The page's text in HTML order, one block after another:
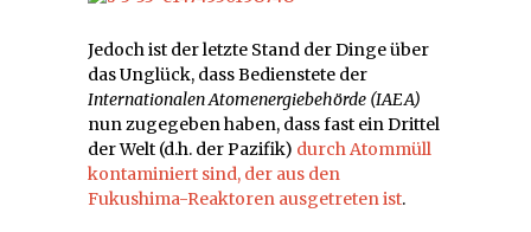
Jedoch ist der letzte Stand der Dinge über
das Unglück, dass Bedienstete der
Internationalen Atomenergiebehörde (IAEA)
nun zugegeben haben, dass fast ein Drittel
der Welt (d.h. der Pazifik) durch Atommüll
kontaminiert sind, der aus den
Fukushima-Reaktoren ausgetreten ist.